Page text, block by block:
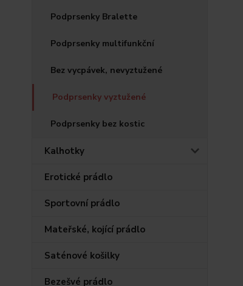
Podprsenky Bralette
Podprsenky multifunkční
Bez vycpávek, nevyztužené
Podprsenky vyztužené
Podprsenky bez kostic
Kalhotky
Erotické prádlo
Sportovní prádlo
Mateřské, kojící prádlo
Saténové košilky
Bezešvé prádlo